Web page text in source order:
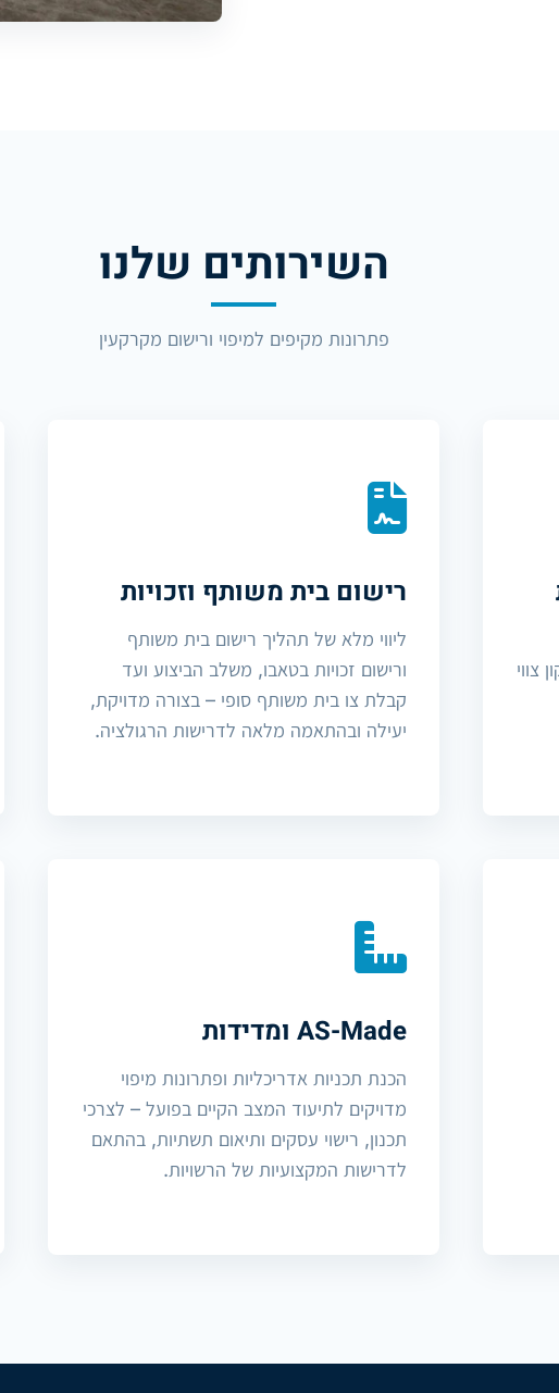
השירותים שלנו
פתרונות מקיפים למיפוי ורישום מקרקעין
רישום בית משותף וזכויות
ליווי מלא של תהליך רישום בית משותף
ורישום זכויות בטאבו, משלב הביצוע ועד
קבלת צו בית משותף סופי – בצורה מדויקת,
יעילה ובהתאמה מלאה לדרישות הרגולציה.
צווי
AS-Made ומדידות
הכנת תכניות אדריכליות ופתרונות מיפוי
מדויקים לתיעוד המצב הקיים בפועל – לצרכי
תכנון, רישוי עסקים ותיאום תשתיות, בהתאם
לדרישות המקצועיות של הרשויות.